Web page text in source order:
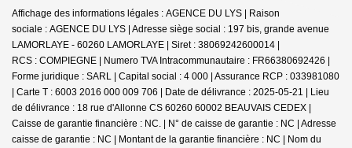
Affichage des informations légales : AGENCE DU LYS | Raison
sociale : AGENCE DU LYS | Adresse siège social : 197 bis, grande avenue
LAMORLAYE - 60260 LAMORLAYE | Siret : 38069242600014 |
RCS : COMPIEGNE | Numero TVA Intracommunautaire : FR66380692426 |
Forme juridique : SARL | Capital social : 4 000 | Assurance RCP : 033981080
| Carte T : 6003 2016 000 009 706 | Date de délivrance : 2025-05-21 | Lieu
de délivrance : 18 rue d'Allonne CS 60260 60002 BEAUVAIS CEDEX |
Caisse de garantie financière : NC. | N° de caisse de garantie : NC | Adresse
caisse de garantie : NC | Montant de la garantie financière : NC | Nom du